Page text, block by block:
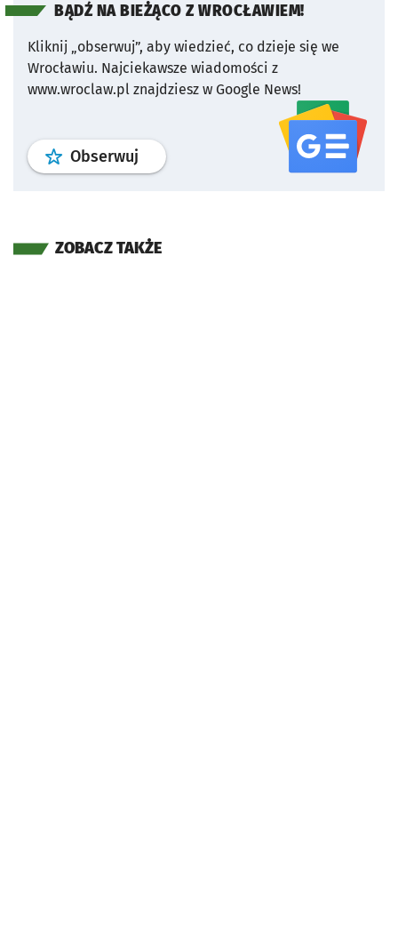
BĄDŹ NA BIEŻĄCO Z WROCŁAWIEM!
Kliknij „obserwuj”, aby wiedzieć, co dzieje się we
Wrocławiu. Najciekawsze wiadomości z
www.wroclaw.pl znajdziesz w Google News!
Obserwuj profil serwisu
ZOBACZ TAKŻE